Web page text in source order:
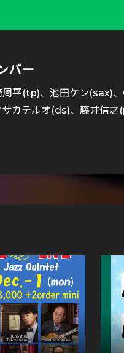
バー
周平(tp)、池田ケン(sax)
サカテルオ(ds)、藤井信